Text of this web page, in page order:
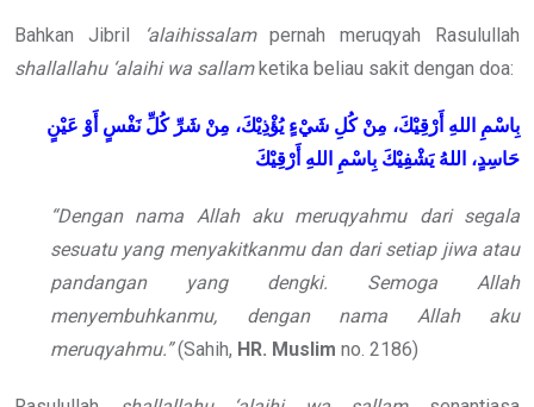
Bahkan Jibril ‘alaihissalampernah meruqyah Rasulullah
shallallahu ‘alaihi wa sallamketika beliau sakit dengan doa:
بِاسْمِ اللهِ أَرْقِيْكَ، مِنْ كُلِ شَيْءٍ يُؤْذِيْكَ، مِنْ شَرِّ كُلِّ نَفْسٍ أَوْ عَيْنٍ
حَاسِدٍ، اللهُ يَشْفِيْكَ بِاسْمِ اللهِ أَرْقِيْكَ
“Dengan nama Allah aku meruqyahmu dari segala
sesuatu yang menyakitkanmu dan dari setiap jiwa atau
pandangan yang dengki. Semoga Allah
menyembuhkanmu, dengan nama Allah aku
meruqyahmu.”(Sahih, HR. Muslim no. 2186)